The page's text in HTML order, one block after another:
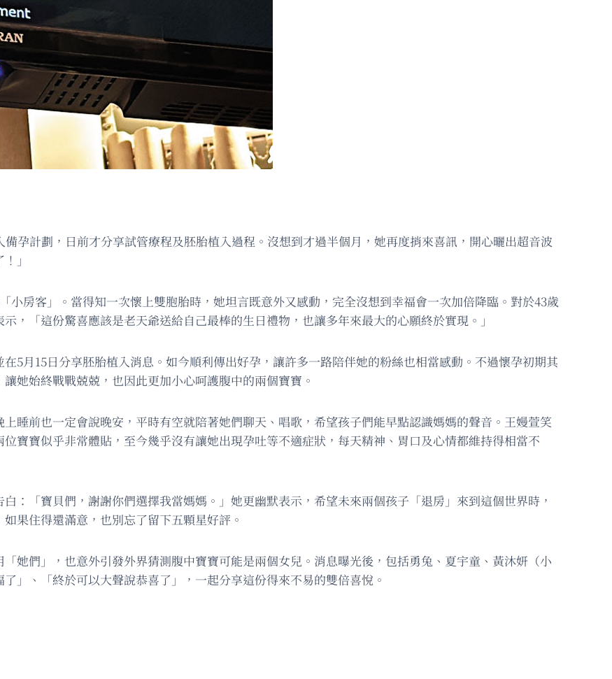
孕計劃，日前才分享試管療程及胚胎植入過程。沒想到才過半個月，她再度捎來喜訊，開心曬出超音波
」
小房客」。當得知一次懷上雙胞胎時，她坦言既意外又感動，完全沒想到幸福會一次加倍降臨。對於43歲
，「這份驚喜應該是老天爺送給自己最棒的生日禮物，也讓多年來最大的心願終於實現。」
5月15日分享胚胎植入消息。如今順利傳出好孕，讓許多一路陪伴她的粉絲也相當感動。不過懷孕初期其
她始終戰戰兢兢，也因此更加小心呵護腹中的兩個寶寶。
睡前也一定會說晚安，平時有空就陪著她們聊天、唱歌，希望孩子們能早點認識媽媽的聲音。王嫚萱笑
寶寶似乎非常體貼，至今幾乎沒有讓她出現孕吐等不適症狀，每天精神、胃口及心情都維持得相當不
：「寶貝們，謝謝你們選擇我當媽媽。」她更幽默表示，希望未來兩個孩子「退房」來到這個世界時，
果住得還滿意，也別忘了留下五顆星好評。
她們」，也意外引發外界猜測腹中寶寶可能是兩個女兒。消息曝光後，包括勇兔、夏宇童、黃沐妍（小
」、「終於可以大聲說恭喜了」，一起分享這份得來不易的雙倍喜悅。